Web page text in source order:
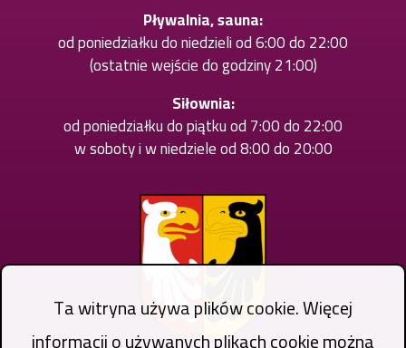
Pływalnia, sauna:
od poniedziałku do niedzieli od 6:00 do 22:00
(ostatnie wejście do godziny 21:00)
Siłownia:
od poniedziałku do piątku od 7:00 do 22:00
w soboty i w niedziele od 8:00 do 20:00
Ta witryna używa plików cookie. Więcej
informacji o używanych plikach cookie można